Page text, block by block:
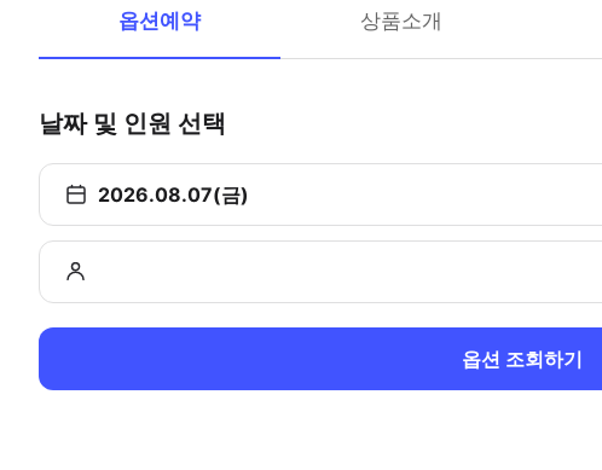
옵션예약 상품소개
날짜 및 인원 선택
2026.08.07(금)
옵션 조회하기